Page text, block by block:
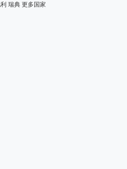
瑞典 更多国家